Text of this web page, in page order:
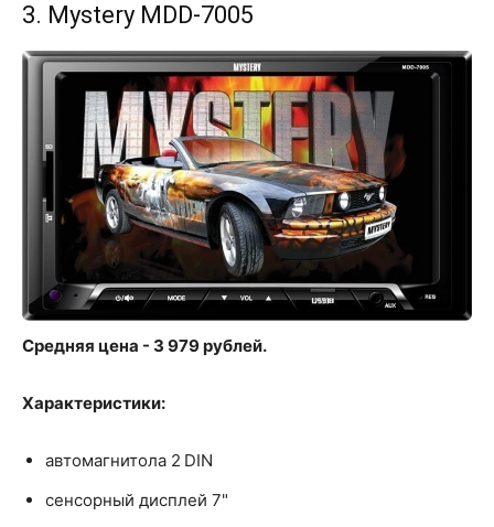
3. Mystery MDD-7005
Средняя цена - 3 979 рублей.
Характеристики:
автомагнитола 2 DIN
сенсорный дисплей 7"